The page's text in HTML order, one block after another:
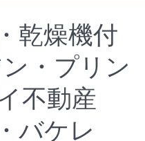
乾燥機付
・プリン
不動産
バケレ